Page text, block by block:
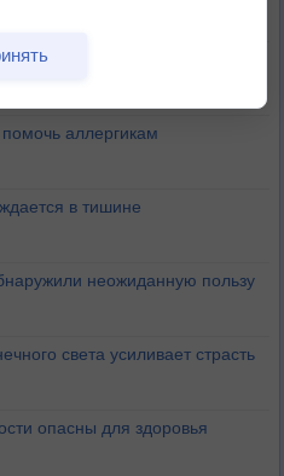
для здоровья
аллергикам
в тишине
неожиданную пользу
света усиливает страсть
опасны для здоровья